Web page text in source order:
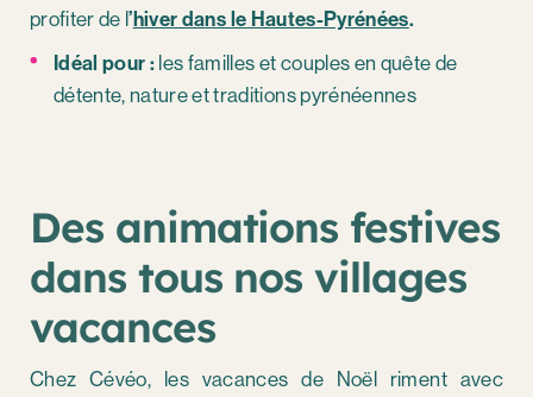
profiter de l’hiver dans le Hautes-Pyrénées.
Idéal pour : les familles et couples en quête de
détente, nature et traditions pyrénéennes
Des animations festives
dans tous nos villages
vacances
Chez Cévéo, les vacances de Noël riment avec